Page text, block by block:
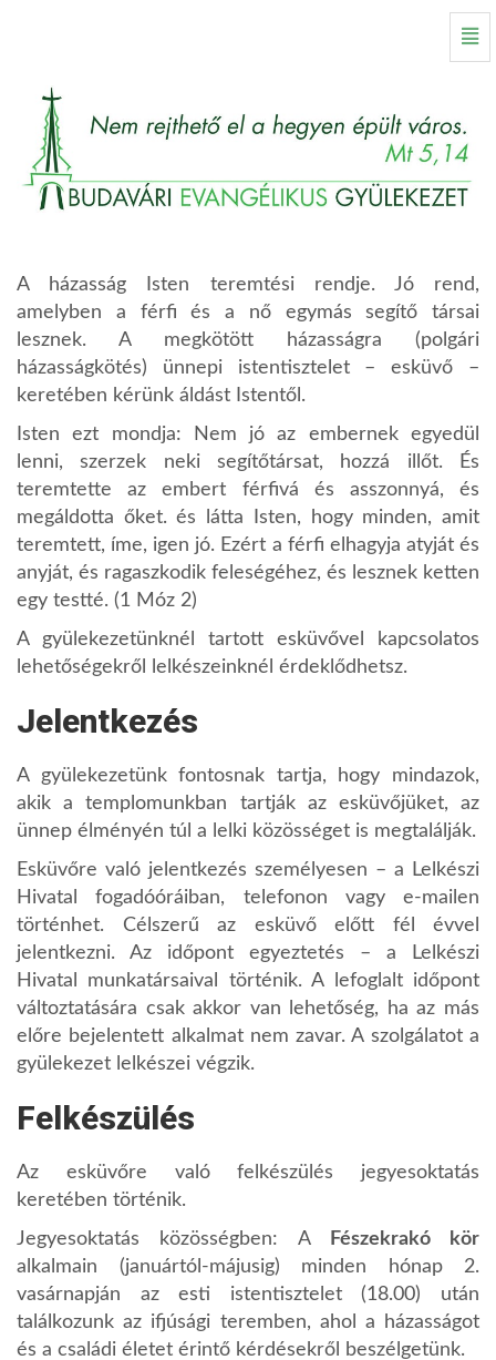
A házasság Isten teremtési rendje. Jó rend,
amelyben a férfi és a nő egymás segítő társai
lesznek. A megkötött házasságra (polgári
házasságkötés) ünnepi istentisztelet – esküvő –
keretében kérünk áldást Istentől.
Isten ezt mondja: Nem jó az embernek egyedül
lenni, szerzek neki segítőtársat, hozzá illőt. És
teremtette az embert férfivá és asszonnyá, és
megáldotta őket. és látta Isten, hogy minden, amit
teremtett, íme, igen jó. Ezért a férfi elhagyja atyját és
anyját, és ragaszkodik feleségéhez, és lesznek ketten
egy testté. (1 Móz 2)
A gyülekezetünknél tartott esküvővel kapcsolatos
lehetőségekről lelkészeinknél érdeklődhetsz.
Jelentkezés
A gyülekezetünk fontosnak tartja, hogy mindazok,
akik a templomunkban tartják az esküvőjüket, az
ünnep élményén túl a lelki közösséget is megtalálják.
Esküvőre való jelentkezés személyesen – a Lelkészi
Hivatal fogadóóráiban, telefonon vagy e-mailen
történhet. Célszerű az esküvő előtt fél évvel
jelentkezni. Az időpont egyeztetés – a Lelkészi
Hivatal munkatársaival történik. A lefoglalt időpont
változtatására csak akkor van lehetőség, ha az más
előre bejelentett alkalmat nem zavar. A szolgálatot a
gyülekezet lelkészei végzik.
Felkészülés
Az esküvőre való felkészülés jegyesoktatás
keretében történik.
Jegyesoktatás közösségben: A
Fészekrakó kör
alkalmain (januártól-májusig) minden hónap 2.
vasárnapján az esti istentisztelet (18.00) után
találkozunk az ifjúsági teremben, ahol a házasságot
és a családi életet érintő kérdésekről beszélgetünk.